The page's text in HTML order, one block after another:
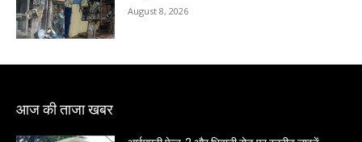
August 8, 2026
आज की ताजा खबर